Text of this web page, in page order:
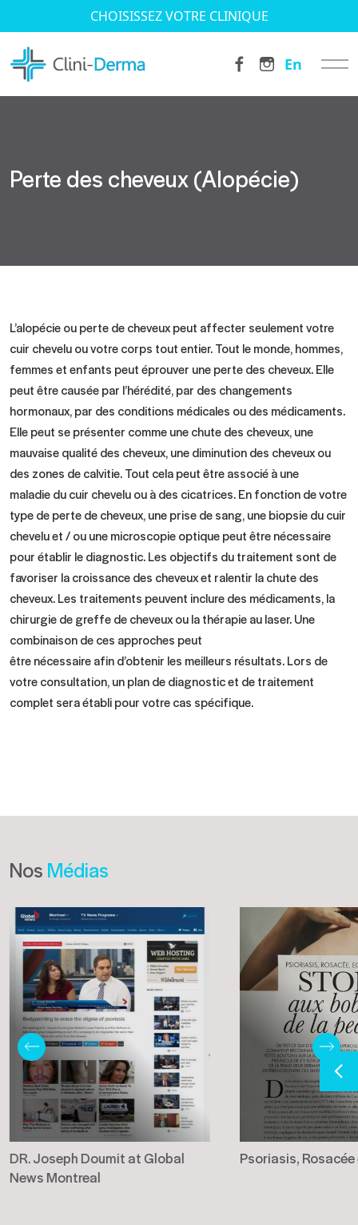
CHOISISSEZ VOTRE CLINIQUE
En
Perte des cheveux (Alopécie)
L’alopécie ou perte de cheveux peut affecter seulement votre
cuir chevelu ou votre corps tout entier. Tout le monde, hommes,
femmes et enfants peut éprouver une perte des cheveux. Elle
peut être causée par l’hérédité, par des changements
hormonaux, par des conditions médicales ou des médicaments.
Elle peut se présenter comme une chute des cheveux, une
mauvaise qualité des cheveux, une diminution des cheveux ou
des zones de calvitie. Tout cela peut être associé à une
maladie du cuir chevelu ou à des cicatrices. En fonction de votre
type de perte de cheveux, une prise de sang, une biopsie du cuir
chevelu et / ou une microscopie optique peut être nécessaire
pour établir le diagnostic. Les objectifs du traitement sont de
favoriser la croissance des cheveux et ralentir la chute des
cheveux. Les traitements peuvent inclure des médicaments, la
chirurgie de greffe de cheveux ou la thérapie au laser. Une
combinaison de ces approches peut
être nécessaire afin d’obtenir les meilleurs résultats. Lors de
votre consultation, un plan de diagnostic et de traitement
complet sera établi pour votre cas spécifique.
Nos Médias
DR. Joseph Doumit at Global
News Montreal
Psoriasis,